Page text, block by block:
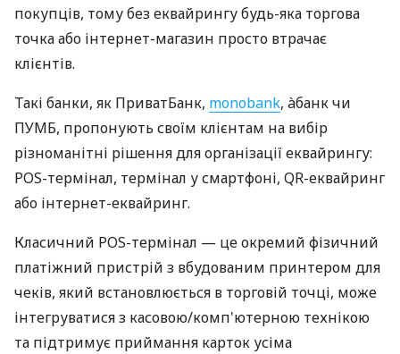
покупців, тому без еквайрингу будь-яка торгова
точка або інтернет-магазин просто втрачає
клієнтів.
Такі банки, як ПриватБанк, monobank, àбанк чи
ПУМБ, пропонують своїм клієнтам на вибір
різноманітні рішення для організації еквайрингу:
POS-термінал, термінал у смартфоні, QR-еквайринг
або інтернет-еквайринг.
Класичний POS-термінал — це окремий фізичний
платіжний пристрій з вбудованим принтером для
чеків, який встановлюється в торговій точці, може
інтегруватися з касовою/комп'ютерною технікою
та підтримує приймання карток усіма